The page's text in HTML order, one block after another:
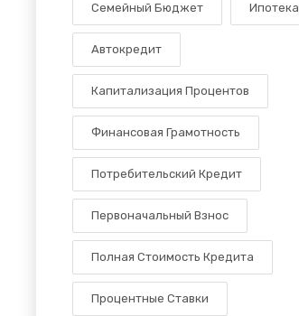
Семейный Бюджет Ипотека
Автокредит
Капитализация Процентов
Финансовая Грамотность
Потребительский Кредит
Первоначальный Взнос
Полная Стоимость Кредита
Процентные Ставки